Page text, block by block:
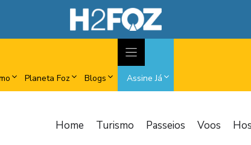
Planeta Foz Blogs Assine Já
Home Turismo Passeios Voos